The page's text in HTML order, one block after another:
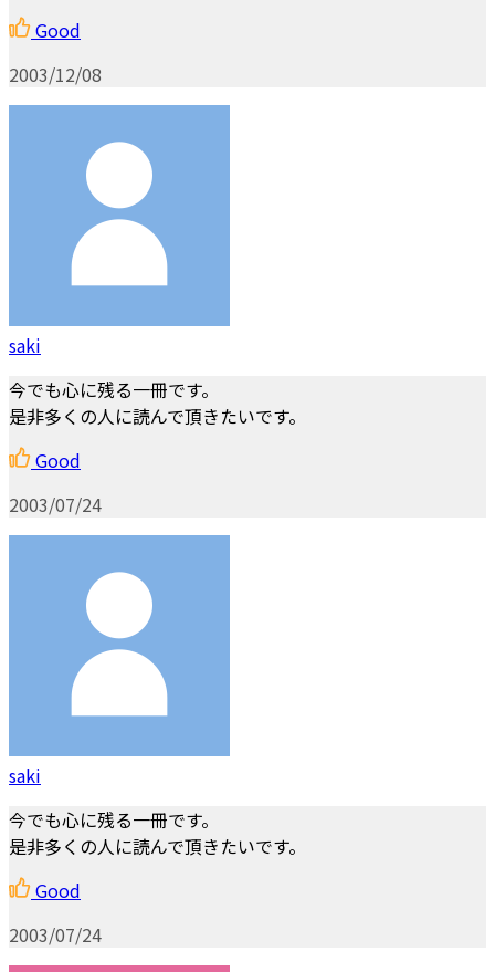
Good
2003/12/08
saki
今でも心に残る一冊です。
是非多くの人に読んで頂きたいです。
Good
2003/07/24
saki
今でも心に残る一冊です。
是非多くの人に読んで頂きたいです。
Good
2003/07/24